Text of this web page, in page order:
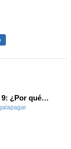
BIBLIOTECA PERSONAL 9: ¿Por qué ser feliz cuando puedes ser normal?
-